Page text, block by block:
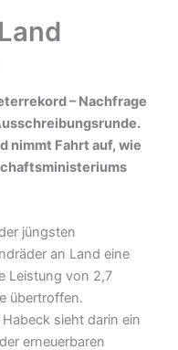
– Nachfrage
nimmt Fahrt auf, wie
jüngsten
an Land eine
Leistung von 2,7
übertroffen.
sieht darin ein
erneuerbaren